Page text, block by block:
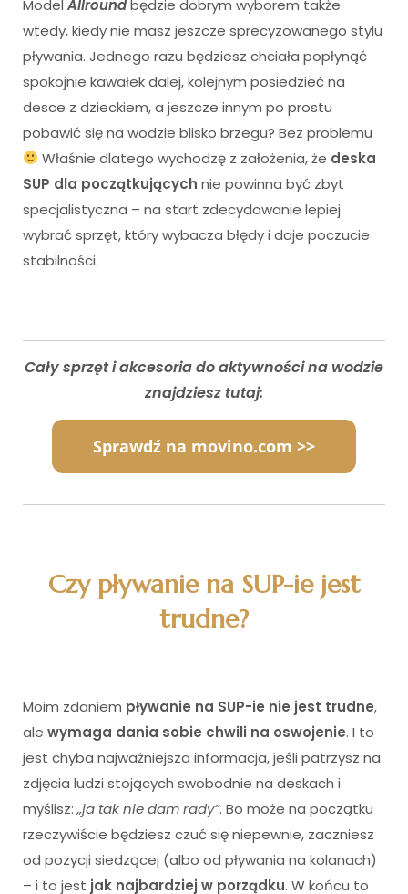
ModelAllroundbędzie dobrym wyborem także
wtedy, kiedy nie masz jeszcze sprecyzowanego stylu
pływania. Jednego razu będziesz chciała popłynąć
spokojnie kawałek dalej, kolejnym posiedzieć na
desce z dzieckiem, a jeszcze innym po prostu
pobawić się na wodzie blisko brzegu? Bez problemu
Właśnie dlatego wychodzę z założenia, że deska
SUP dla początkujących nie powinna być zbyt
specjalistyczna – na start zdecydowanie lepiej
wybrać sprzęt, który wybacza błędy i daje poczucie
stabilności.
Cały sprzęt i akcesoria do aktywności na wodzie
znajdziesz tutaj:
Czy pływanie na SUP-ie jest
trudne?
Moim zdaniem pływanie na SUP-ie nie jest trudne,
ale wymaga dania sobie chwili na oswojenie. I to
jest chyba najważniejsza informacja, jeśli patrzysz na
zdjęcia ludzi stojących swobodnie na deskach i
myślisz:„ja tak nie dam rady”. Bo może na początku
rzeczywiście będziesz czuć się niepewnie, zaczniesz
od pozycji siedzącej (albo od pływania na kolanach)
– i to jest jak najbardziej w porządku. W końcu to